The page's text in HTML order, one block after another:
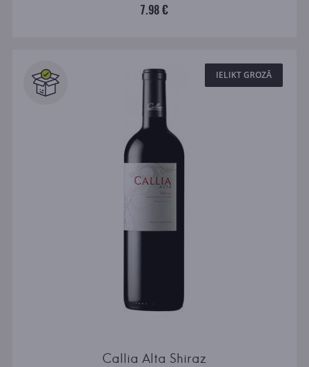
7.98 €
IELIKT GROZĀ
Callia Alta Shiraz